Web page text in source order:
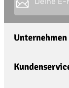
Datenschutz
Ich habe die
bin mit
Die mit einem
Unternehmen